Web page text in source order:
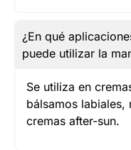
¿En qué
puede utilizar la
Se utiliza en
bálsamos labiales,
cremas after-sun.